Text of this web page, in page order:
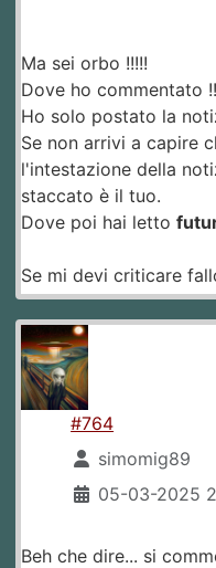
Ma sei orbo !!!!!
Dove ho commentato
Ho solo postato la
Se non arrivi a capire
l'intestazione della
staccato è il tuo.
Dove poi hai letto
Se mi devi criticare
#764
simomig89
05-03-2025
Beh che dire... si